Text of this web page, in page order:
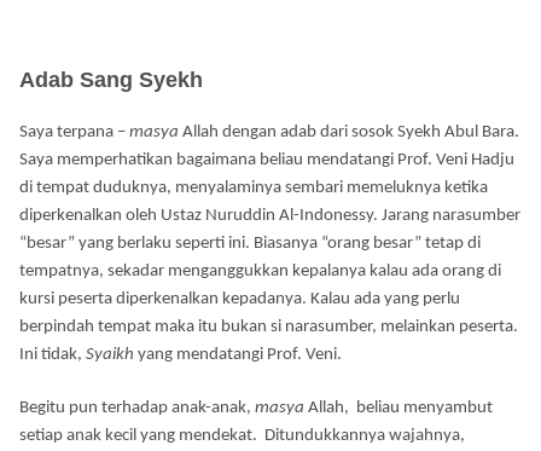
Adab Sang Syekh
Saya terpana – masya Allah dengan adab dari sosok Syekh Abul Bara.
Saya memperhatikan bagaimana beliau mendatangi Prof. Veni Hadju
di tempat duduknya, menyalaminya sembari memeluknya ketika
diperkenalkan oleh Ustaz Nuruddin Al-Indonessy. Jarang narasumber
“besar” yang berlaku seperti ini. Biasanya “orang besar” tetap di
tempatnya, sekadar menganggukkan kepalanya kalau ada orang di
kursi peserta diperkenalkan kepadanya. Kalau ada yang perlu
berpindah tempat maka itu bukan si narasumber, melainkan peserta.
Ini tidak, Syaikh yang mendatangi Prof. Veni.
Begitu pun terhadap anak-anak, masya Allah, beliau menyambut
setiap anak kecil yang mendekat. Ditundukkannya wajahnya,